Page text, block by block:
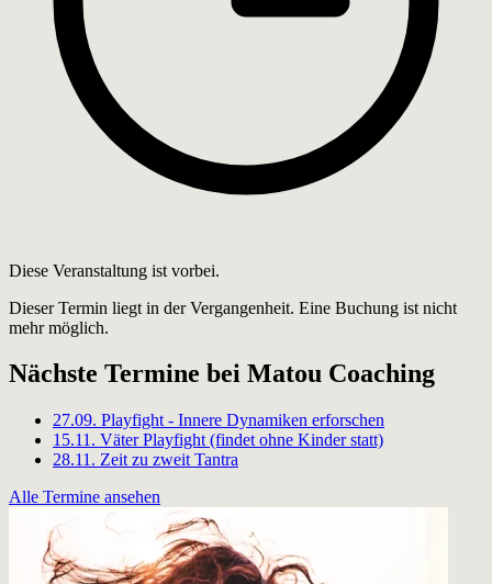
Diese Veranstaltung ist vorbei.
Dieser Termin liegt in der Vergangenheit. Eine Buchung ist nicht
mehr möglich.
Nächste Termine bei Matou Coaching
27.09. Playfight - Innere Dynamiken erforschen
15.11. Väter Playfight (findet ohne Kinder statt)
28.11. Zeit zu zweit Tantra
Alle Termine ansehen